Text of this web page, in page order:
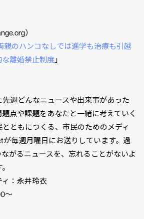
）
親のハンコなしでは進学も治療も引越
な離婚禁止制度 」
週どんなニュースや出来事があった
点や課題をあなたと一緒に考えていく
ともにつくる、市民のためのメディ
が毎週月曜日にお送りしています。過
がるニュースを、忘れることがないよ
ィ：永井玲衣
〜